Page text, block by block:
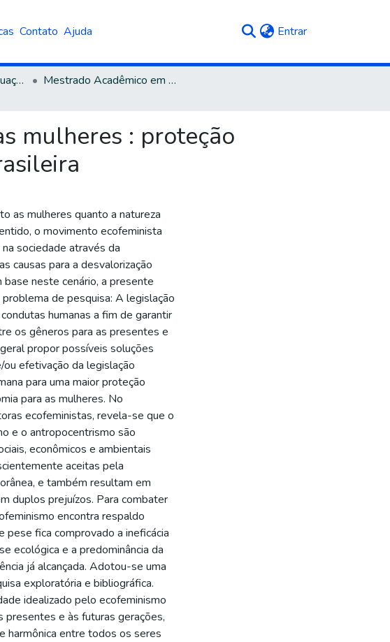
Contato Ajuda Entrar(current)
Programa de Pós-Graduação em Direito
Mestrado Acadêmico em Direito
mulheres : proteção
as mulheres quanto a natureza
o movimento ecofeminista
sociedade através da
causas para a desvalorização
base neste cenário, a presente
de pesquisa: A legislação
humanas a fim de garantir
os gêneros para as presentes e
propor possíveis soluções
efetivação da legislação
para uma maior proteção
para as mulheres. No
ecofeministas, revela-se que o
e o antropocentrismo são
econômicos e ambientais
aceitas pela
e também resultam em
duplos prejuízos. Para combater
encontra respaldo
pese fica comprovado a ineficácia
ecológica e a predominância da
já alcançada. Adotou-se uma
exploratória e bibliográfica.
idealizado pelo ecofeminismo
presentes e às futuras gerações,
harmônica entre todos os seres